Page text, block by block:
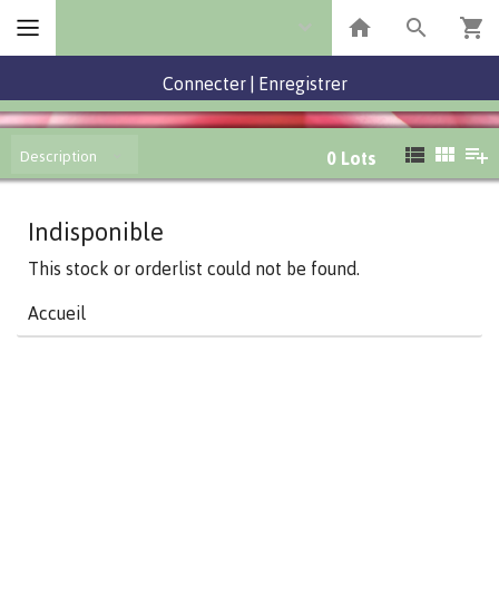
Connecter Enregistrer
Description 0 Lots
Indisponible
This stock or orderlist could not be found.
Accueil